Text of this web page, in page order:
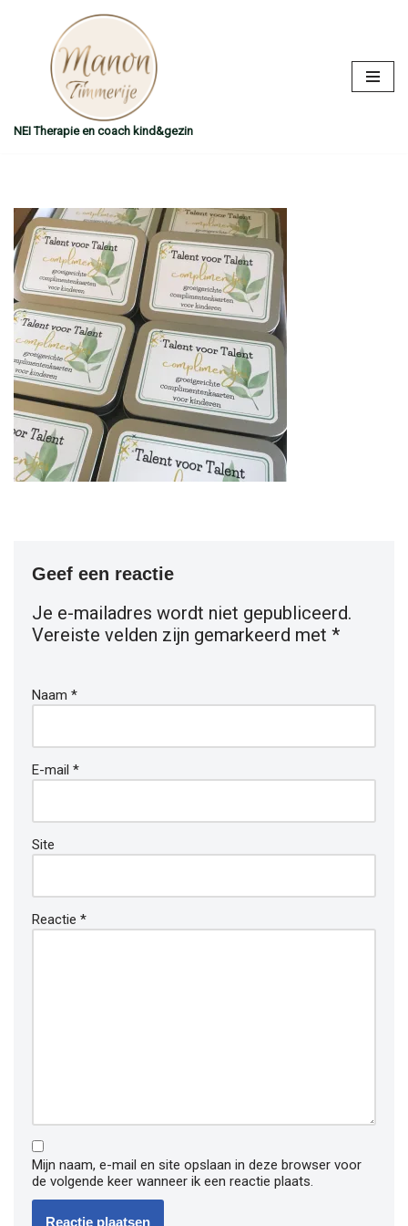
NEI Therapie en coach kind&gezin
Geef een reactie
Je e-mailadres wordt niet gepubliceerd.
Vereiste velden zijn gemarkeerd met *
Naam *
E-mail *
Site
Reactie *
Mijn naam, e-mail en site opslaan in deze browser voor
de volgende keer wanneer ik een reactie plaats.